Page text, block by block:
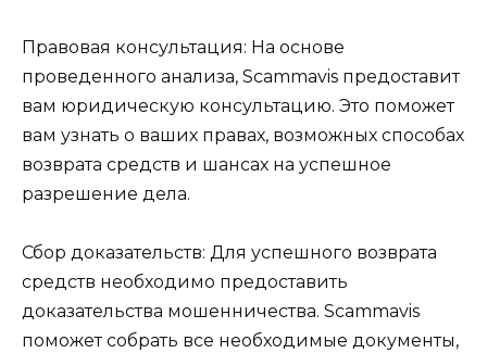
Правовая консультация: На основе
проведенного анализа, Scammavis предоставит
вам юридическую консультацию. Это поможет
вам узнать о ваших правах, возможных способах
возврата средств и шансах на успешное
разрешение дела.
Сбор доказательств: Для успешного возврата
средств необходимо предоставить
доказательства мошенничества. Scammavis
поможет собрать все необходимые документы,